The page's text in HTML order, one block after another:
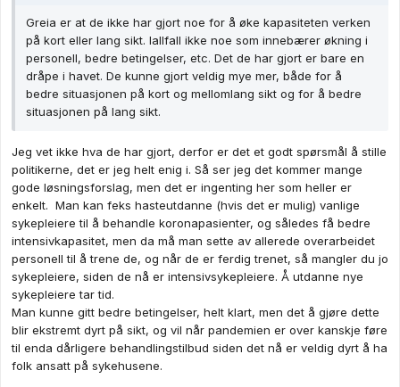
Greia er at de ikke har gjort noe for å øke kapasiteten verken
på kort eller lang sikt. Iallfall ikke noe som innebærer økning i
personell, bedre betingelser, etc. Det de har gjort er bare en
dråpe i havet. De kunne gjort veldig mye mer, både for å
bedre situasjonen på kort og mellomlang sikt og for å bedre
situasjonen på lang sikt.
Jeg vet ikke hva de har gjort, derfor er det et godt spørsmål å stille
politikerne, det er jeg helt enig i. Så ser jeg det kommer mange
gode løsningsforslag, men det er ingenting her som heller er
enkelt. Man kan feks hasteutdanne (hvis det er mulig) vanlige
sykepleiere til å behandle koronapasienter, og således få bedre
intensivkapasitet, men da må man sette av allerede overarbeidet
personell til å trene de, og når de er ferdig trenet, så mangler du jo
sykepleiere, siden de nå er intensivsykepleiere. Å utdanne nye
sykepleiere tar tid.
Man kunne gitt bedre betingelser, helt klart, men det å gjøre dette
blir ekstremt dyrt på sikt, og vil når pandemien er over kanskje føre
til enda dårligere behandlingstilbud siden det nå er veldig dyrt å ha
folk ansatt på sykehusene.